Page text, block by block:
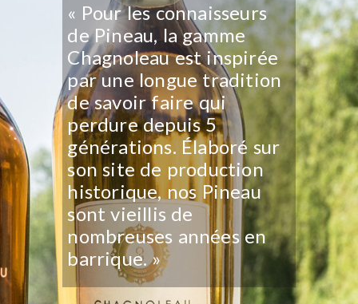
« Pour les connaisseurs
de Pineau, la gamme
Chagnoleau est inspirée
par une longue tradition
de savoir faire qui
perdure depuis 5
générations. Élaboré sur
son site de production
historique, nos Pineau
sont vieillis de
nombreuses années en
barrique. »